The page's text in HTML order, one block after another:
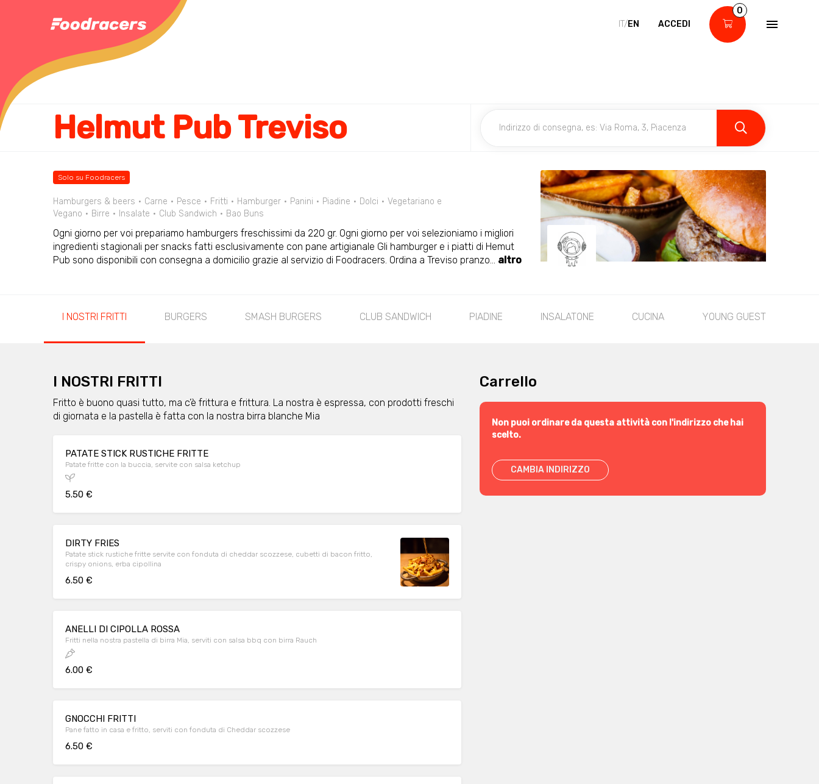
IT/EN ACCEDI
0
Helmut Pub Treviso
Solo su Foodracers
Hamburgers & beers Carne Pesce Fritti Hamburger Panini Piadine Dolci
Vegetariano e
Vegano
Birre Insalate Club Sandwich Bao Buns
Ogni giorno per voi prepariamo hamburgers freschissimi da 220 gr. Ogni giorno per voi selezioniamo i migliori
ingredienti stagionali per snacks fatti esclusivamente con pane artigianale Gli hamburger e i piatti di Hemut
Pub sono disponibili con consegna a domicilio grazie al servizio di Foodracers. Ordina a Treviso pranzo... altro
I NOSTRI FRITTI BURGERS SMASH BURGERS CLUB SANDWICH PIADINE INSALATONE CUCINA YOUNG GUEST
I NOSTRI FRITTI
Fritto è buono quasi tutto, ma c’è frittura e frittura. La nostra è espressa, con prodotti freschi
di giornata e la pastella è fatta con la nostra birra blanche Mia
PATATE STICK RUSTICHE FRITTE
Patate fritte con la buccia, servite con salsa ketchup
5.50 €
DIRTY FRIES
Patate stick rustiche fritte servite con fonduta di cheddar scozzese, cubetti di bacon fritto,
crispy onions, erba cipollina
6.50 €
ANELLI DI CIPOLLA ROSSA
Fritti nella nostra pastella di birra Mia, serviti con salsa bbq con birra Rauch
6.00 €
GNOCCHI FRITTI
Pane fatto in casa e fritto, serviti con fonduta di Cheddar scozzese
6.50 €
Carrello
Non puoi ordinare da questa attività con l'indirizzo che hai
scelto.
CAMBIA INDIRIZZO